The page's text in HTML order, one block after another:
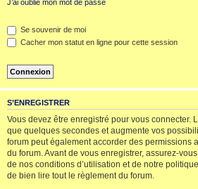
J’ai oublié mon mot de passe
Se souvenir de moi
Cacher mon statut en ligne pour cette session
S’ENREGISTRER
Vous devez être enregistré pour vous connecter.
que quelques secondes et augmente vos
forum peut également accorder des permissions
du forum. Avant de vous enregistrer, assurez-
de nos conditions d’utilisation et de notre
de bien lire tout le règlement du forum.